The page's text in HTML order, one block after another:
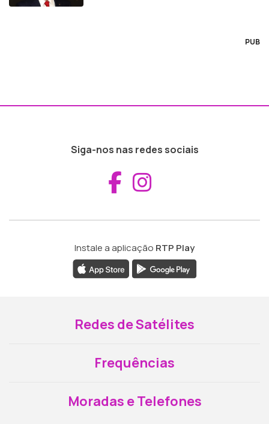
PUB
Siga-nos nas redes sociais
Aceder ao
Instale a aplicação RTP Play
Redes de Satélites
Frequências
Moradas e Telefones